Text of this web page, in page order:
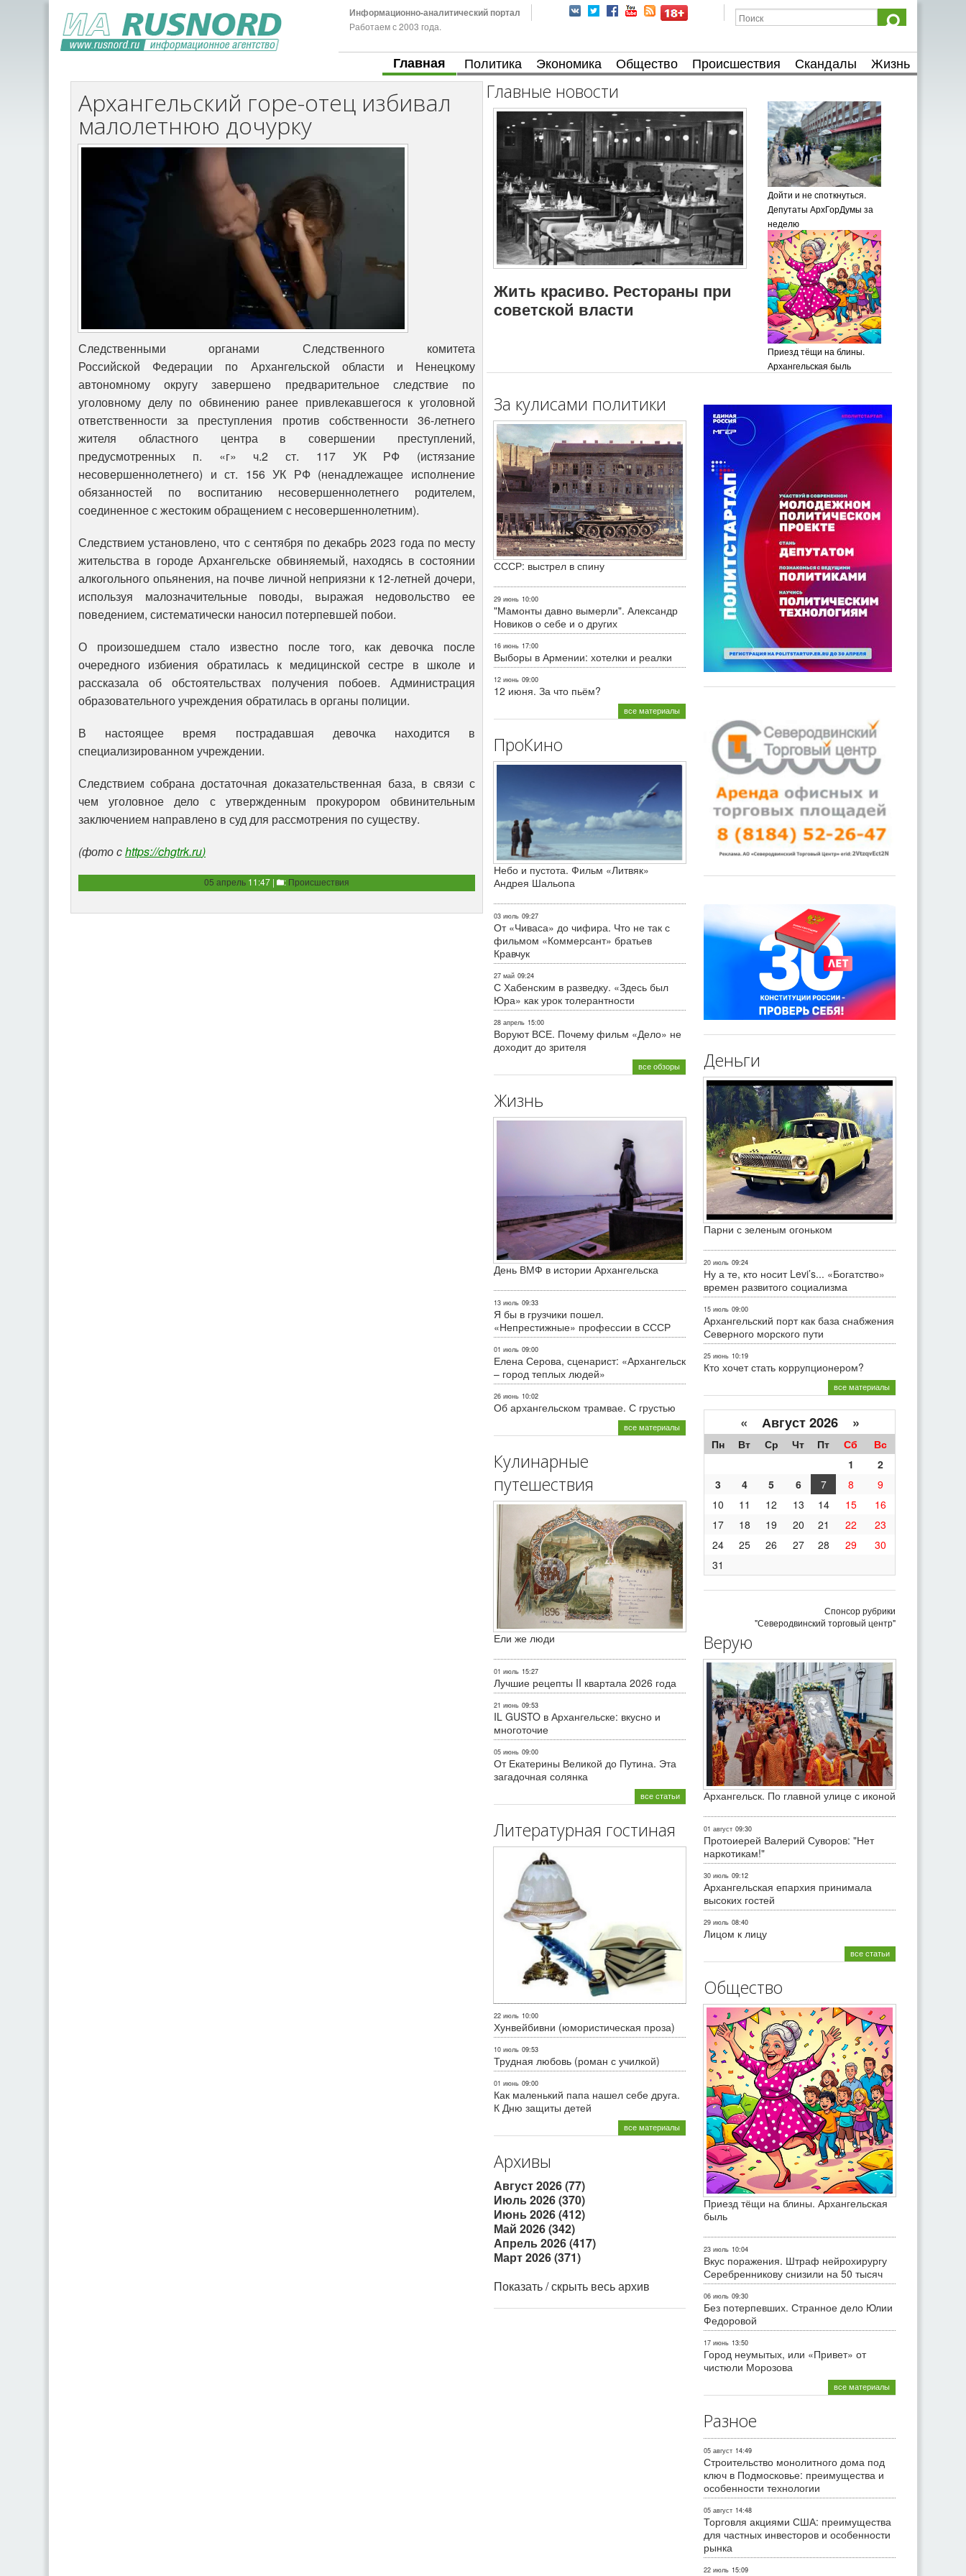
Информационно-аналитический портал
Работаем с 2003 года.
Главная Политика Экономика Общество Происшествия Скандалы Жизнь
Архангельский горе-отец избивал
малолетнюю дочурку
Следственными органами Следственного комитета
Российской Федерации по Архангельской области и Ненецкому
автономному округу завершено предварительное следствие по
уголовному делу по обвинению ранее привлекавшегося к уголовной
ответственности за преступления против собственности 36-летнего
жителя областного центра в совершении преступлений,
предусмотренных п. «г» ч.2 ст. 117 УК РФ (истязание
несовершеннолетнего) и ст. 156 УК РФ (ненадлежащее исполнение
обязанностей по воспитанию несовершеннолетнего родителем,
соединенное с жестоким обращением с несовершеннолетним).
Следствием установлено, что с сентября по декабрь 2023 года по месту
жительства в городе Архангельске обвиняемый, находясь в состоянии
алкогольного опьянения, на почве личной неприязни к 12-летней дочери,
используя малозначительные поводы, выражая недовольство ее
поведением, систематически наносил потерпевшей побои.
О произошедшем стало известно после того, как девочка после
очередного избиения обратилась к медицинской сестре в школе и
рассказала об обстоятельствах получения побоев. Администрация
образовательного учреждения обратилась в органы полиции.
В настоящее время пострадавшая девочка находится в
специализированном учреждении.
Следствием собрана достаточная доказательственная база, в связи с
чем уголовное дело с утвержденным прокурором обвинительным
заключением направлено в суд для рассмотрения по существу.
(фото сhttps://chgtrk.ru)
05 апрель 11:47 | : Происшествия
Главные новости
Жить красиво. Рестораны при
советской власти
Дойти и не споткнуться.
Депутаты АрхГорДумы за
неделю
Приезд тёщи на блины.
Архангельская быль
За кулисами политики
СССР: выстрел в спину
29 июнь 10:00
"Мамонты давно вымерли". Александр
Новиков о себе и о других
16 июнь 17:00
Выборы в Армении: хотелки и реалки
12 июнь 09:00
12 июня. За что пьём?
все материалы
ПроКино
Небо и пустота. Фильм «Литвяк»
Андрея Шальопа
03 июль 09:27
От «Чиваса» до чифира. Что не так с
фильмом «Коммерсант» братьев
Кравчук
27 май 09:24
С Хабенским в разведку. «Здесь был
Юра» как урок толерантности
28 апрель 15:00
Воруют ВСЕ. Почему фильм «Дело» не
доходит до зрителя
все обзоры
Жизнь
День ВМФ в истории Архангельска
13 июль 09:33
Я бы в грузчики пошел.
«Непрестижные» профессии в СССР
01 июль 09:00
Елена Серова, сценарист: «Архангельск
– город теплых людей»
26 июнь 10:02
Об архангельском трамвае. С грустью
все материалы
Кулинарные
путешествия
Ели же люди
01 июль 15:27
Лучшие рецепты II квартала 2026 года
21 июнь 09:53
IL GUSTO в Архангельске: вкусно и
многоточие
05 июнь 09:00
От Екатерины Великой до Путина. Эта
загадочная солянка
все статьи
Литературная гостиная
22 июль 10:00
Хунвейбивни (юмористическая проза)
10 июль 09:53
Трудная любовь (роман с училкой)
01 июнь 09:00
Как маленький папа нашел себе друга.
К Дню защиты детей
все материалы
Архивы
Август 2026 (77)
Июль 2026 (370)
Июнь 2026 (412)
Май 2026 (342)
Апрель 2026 (417)
Март 2026 (371)
Показать / скрыть весь архив
Деньги
Парни с зеленым огоньком
20 июль 09:24
Ну а те, кто носит Levi’s... «Богатство»
времен развитого социализма
15 июль 09:00
Архангельский порт как база снабжения
Северного морского пути
25 июнь 10:19
Кто хочет стать коррупционером?
все материалы
« Август 2026 »
Пн Вт Ср Чт Пт Сб
Вс
1
2
3
4 5 6 7 8
9
10
11 12 13 14 15
16
17
18 19 20 21 22
23
24
25 26 27 28 29
30
31
Спонсор рубрики
"Северодвинский торговый центр"
Верую
Архангельск. По главной улице с иконой
01 август 09:30
Протоиерей Валерий Суворов: "Нет
наркотикам!"
30 июль 09:12
Архангельская епархия принимала
высоких гостей
29 июль 08:40
Лицом к лицу
все статьи
Общество
Приезд тёщи на блины. Архангельская
быль
23 июль 10:04
Вкус поражения. Штраф нейрохирургу
Серебренникову снизили на 50 тысяч
06 июль 09:30
Без потерпевших. Странное дело Юлии
Федоровой
17 июнь 13:50
Город неумытых, или «Привет» от
чистюли Морозова
все материалы
Разное
05 август 14:49
Строительство монолитного дома под
ключ в Подмосковье: преимущества и
особенности технологии
05 август 14:48
Торговля акциями США: преимущества
для частных инвесторов и особенности
рынка
22 июль 15:09